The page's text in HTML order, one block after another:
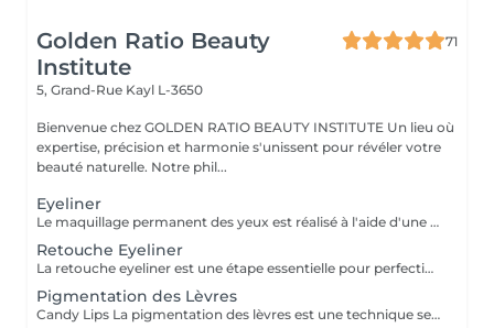
Golden Ratio Beauty
Institute
71
5, Grand-Rue Kayl L-3650
Bienvenue chez GOLDEN RATIO BEAUTY INSTITUTE Un lieu où
expertise, précision et harmonie s'unissent pour révéler votre
beauté naturelle. Notre phil...
Eyeliner
Le maquillage permanent des yeux est réalisé à l'aide d'une machine spéciale munie d'une aiguille très fine, qui insère le pigment dans les couches superficielles de la peau. Cette technique permet de tracer une ligne fine au ras des cils ou un eyeliner plus visible, selon l'effet souhaité. Résultats : Un regard plus intense et structuré, dès le réveil Un effet de cils plus fournis Un résultat net et durable (1 à 3 ans) Résistant à l'eau, à la chaleur et aux frottements Gain de temps au quotidien, sans maquillage nécessaire Une solution élégante et pratique pour sublimer votre regard durablement.
Retouche Eyeliner
La retouche eyeliner est une étape essentielle pour perfectionner le maquillage permanent réalisé précédemment. Elle permet de raviver la couleur, corriger de légères irrégularités et assurer une tenue harmonieuse et durable du pigment. Pourquoi faire une retouche ? Pour intensifier ou ajuster la forme du tracé Pour uniformiser la couleur après la cicatrisation Pour prolonger la durée et la netteté du résultat Pour entretenir un eyeliner fait il y a plusieurs mois Quand la faire ? 4 à 8 semaines après la première séance Puis, en entretien, tous les 12 à 24 mois selon votre peau et vos attentes La retouche garantit un regard toujours frais, défini et parfaitement soigné. Valable uniquement après une prestation réalisée par notre artiste.
Pigmentation des Lèvres
Candy Lips La pigmentation des lèvres est une technique semi-permanente qui colore et redessine vos lèvres pour un effet naturel et harmonieux. Elle sublime la couleur, corrige le contour, et donne du volume sans maquillage quotidien. À savoir : La procédure peut réactiver le virus de l'herpès chez les personnes sujettes. Une prévention est conseillée avant la séance (traitement antiviral à discuter avec votre médecin). Durée : Le résultat dure environ 1 à 3 ans selon votre type de peau et votre mode de vie. Entretien : Un retouche est recommandée 4 à 6 semaines après la première séance pour un résultat optimal. Un soin qui vous offre beauté durable et gain de temps au quotidien.